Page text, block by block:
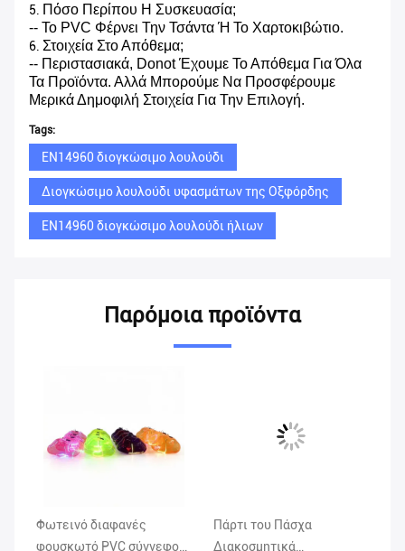
5. Πόσο Περίπου Η Συσκευασία;
-- Το PVC Φέρνει Την Τσάντα Ή Το Χαρτοκιβώτιο.
6. Στοιχεία Στο Απόθεμα;
-- Περιστασιακά, Donot Έχουμε Το Απόθεμα Για Όλα
Τα Προϊόντα. Αλλά Μπορούμε Να Προσφέρουμε
Μερικά Δημοφιλή Στοιχεία Για Την Επιλογή.
Tags:
EN14960 διογκώσιμο λουλούδι
Διογκώσιμο λουλούδι υφασμάτων της Οξφόρδης
EN14960 διογκώσιμο λουλούδι ήλιων
Παρόμοια προϊόντα
Φωτεινό διαφανές
φουσκωτό PVC σύννεφο
Πάρτι του Πάσχα
Διακοσμητικά